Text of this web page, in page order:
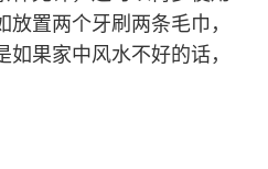
置两个牙刷两条毛巾，
果家中风水不好的话，